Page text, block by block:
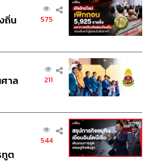
กิจไพบูลย์
ปวริศา ตั้งตุลานนท์
ายเพชร, ธนภาคย์ อิทธิชัยพล,
อารยางกูร
ชาศักดิ์, อนนต์ พูนเจ้าทรัพย์,
กฤตพล จียะเกียรติ
ขจีพรรณ วิจิตรรัตน์
ถิ่น
575
าล
211
ทูต
544